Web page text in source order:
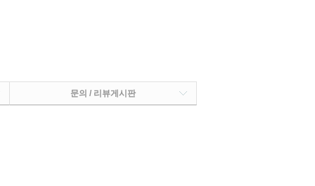
문의 / 리뷰게시판